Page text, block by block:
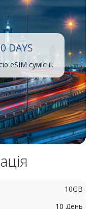
DAYS
eSIM сумісні.
10GB
10 День